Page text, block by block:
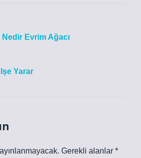
Evrim Ağacı
Yarar
Gerekli alanlar *